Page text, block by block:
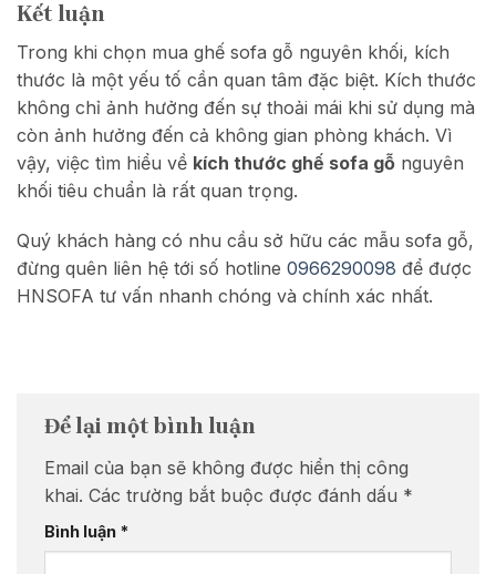
Kết luận
Trong khi chọn mua ghế sofa gỗ nguyên khối, kích
thước là một yếu tố cần quan tâm đặc biệt. Kích thước
không chỉ ảnh hưởng đến sự thoải mái khi sử dụng mà
còn ảnh hưởng đến cả không gian phòng khách. Vì
vậy, việc tìm hiểu về kích thước ghế sofa gỗ nguyên
khối tiêu chuẩn là rất quan trọng.
Quý khách hàng có nhu cầu sở hữu các mẫu sofa gỗ,
đừng quên liên hệ tới số hotline 0966290098 để được
HNSOFA tư vấn nhanh chóng và chính xác nhất.
Để lại một bình luận
Email của bạn sẽ không được hiển thị công
khai. Các trường bắt buộc được đánh dấu *
Bình luận *